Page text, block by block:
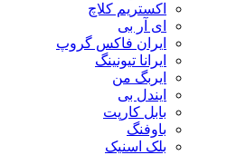
اکستریم کلاچ
ای آر بی
ایران فاکس گروپ
ایرانا تیونینگ
ایربگ من
ایندل بی
بابل کارپت
باوفنگ
بلک اسنیک